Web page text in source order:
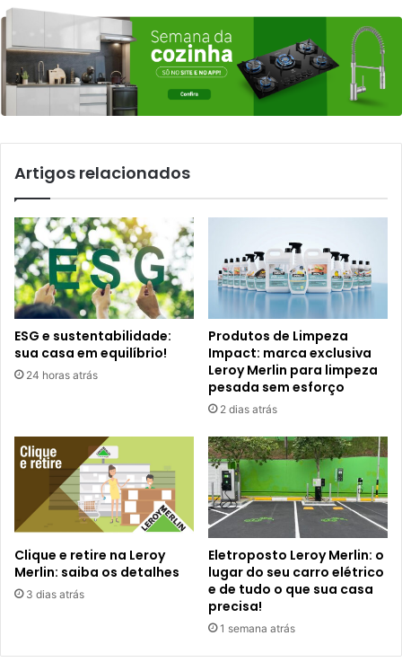
Artigos relacionados
ESG e sustentabilidade:
sua casa em equilíbrio!
24 horas atrás
Produtos de Limpeza
Impact: marca exclusiva
Leroy Merlin para limpeza
pesada sem esforço
2 dias atrás
Clique e retire na Leroy
Merlin: saiba os detalhes
3 dias atrás
Eletroposto Leroy Merlin: o
lugar do seu carro elétrico
e de tudo o que sua casa
precisa!
1 semana atrás